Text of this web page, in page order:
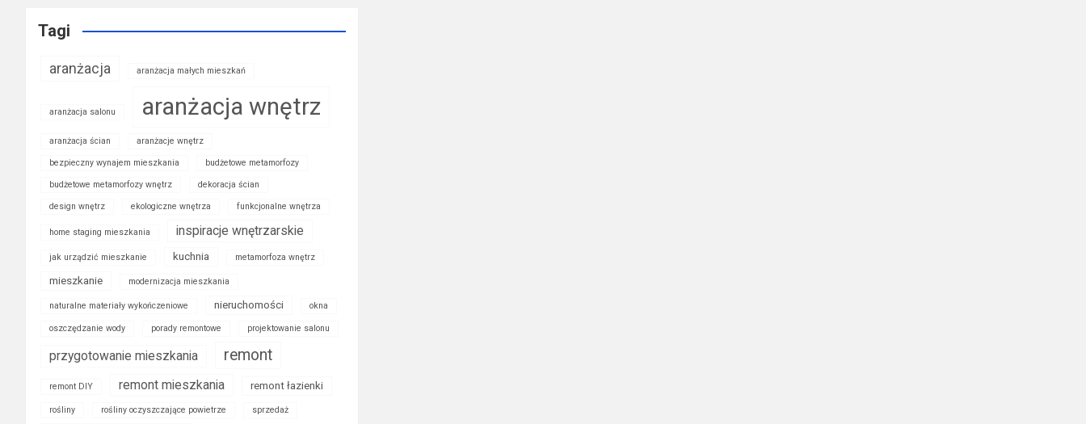
Tagi
aranżacja aranżacja małych mieszkań
aranżacja salonu aranżacja wnętrz
aranżacja ścian aranżacje wnętrz
bezpieczny wynajem mieszkania budżetowe metamorfozy
budżetowe metamorfozy wnętrz dekoracja ścian
design wnętrz ekologiczne wnętrza funkcjonalne wnętrza
home staging mieszkania inspiracje wnętrzarskie
jak urządzić mieszkanie kuchnia metamorfoza wnętrz
mieszkanie modernizacja mieszkania
naturalne materiały wykończeniowe nieruchomości okna
oszczędzanie wody porady remontowe projektowanie salonu
przygotowanie mieszkania remont
remont DIY remont mieszkania remont łazienki
rośliny rośliny oczyszczające powietrze sprzedaż